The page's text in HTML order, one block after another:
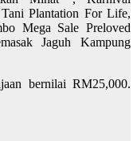
Plantation For Life,
Mega Sale Preloved
Jaguh Kampung
bernilai RM25,000.